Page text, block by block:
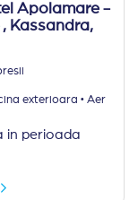
Apolamare -
, Kassandra,
exterioara ·Aer
in perioada